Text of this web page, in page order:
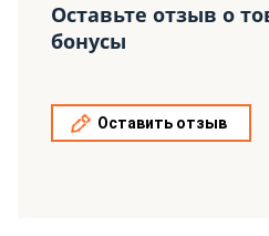
Оставьте отзыв о
бонусы
Оставить отзыв